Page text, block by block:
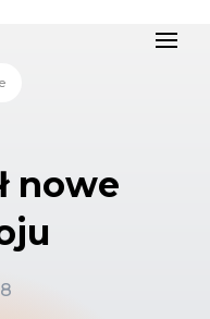
nowe